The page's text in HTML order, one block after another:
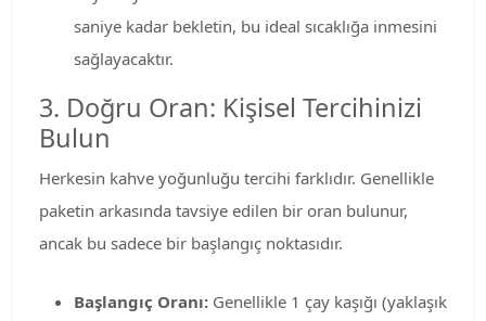
saniye kadar bekletin, bu ideal sıcaklığa inmesini
sağlayacaktır.
3. Doğru Oran: Kişisel Tercihinizi
Bulun
Herkesin kahve yoğunluğu tercihi farklıdır. Genellikle
paketin arkasında tavsiye edilen bir oran bulunur,
ancak bu sadece bir başlangıç noktasıdır.
Başlangıç Oranı: Genellikle 1 çay kaşığı (yaklaşık